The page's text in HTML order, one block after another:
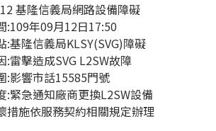
基隆信義局網路設備障礙
:109年09月12日17:50
:基隆信義局KLSY(SVG)障礙
:雷擊造成SVG L2SW故障
:影響市話15585門號
:緊急通知廠商更換L2SW設備
措施依服務契約相關規定辦理